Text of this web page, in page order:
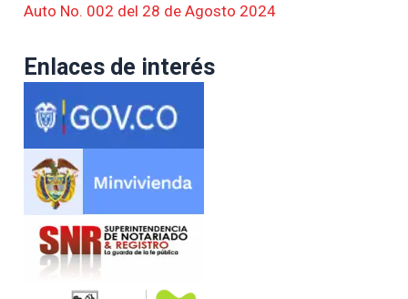
Auto No. 002 del 28 de Agosto 2024
Enlaces de interés